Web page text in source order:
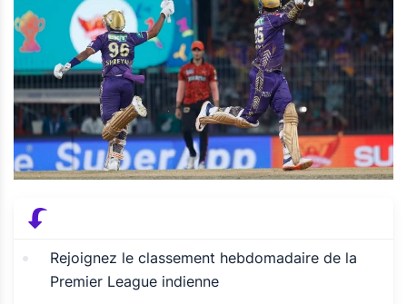
Rejoignez le classement hebdomadaire de la
Premier League indienne